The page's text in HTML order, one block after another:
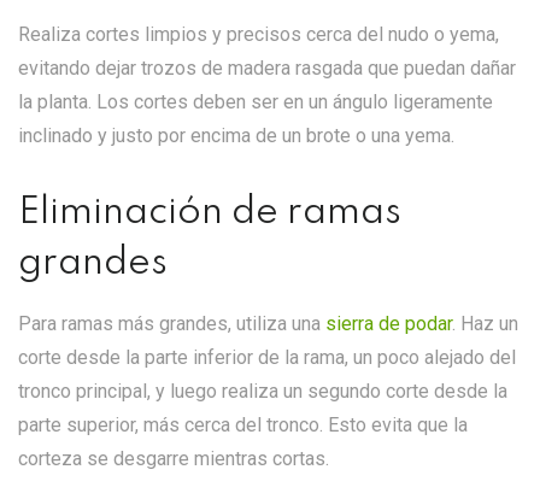
Realiza cortes limpios y precisos cerca del nudo o yema,
evitando dejar trozos de madera rasgada que puedan dañar
la planta. Los cortes deben ser en un ángulo ligeramente
inclinado y justo por encima de un brote o una yema.
Eliminación de ramas
grandes
Para ramas más grandes, utiliza una sierra de podar. Haz un
corte desde la parte inferior de la rama, un poco alejado del
tronco principal, y luego realiza un segundo corte desde la
parte superior, más cerca del tronco. Esto evita que la
corteza se desgarre mientras cortas.